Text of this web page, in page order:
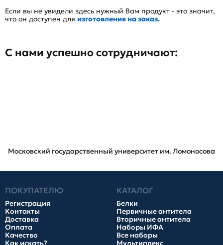
Если вы не увидели здесь нужный Вам продукт - это значит,
что он доступен для изготовления на заказ.
С нами успешно сотрудничают:
Московский государственный университет им. Ломоносова
ПОКУПАТЕЛЮ
Регистрация
Контакты
Доставка
Оплата
Качество
КАТАЛОГ
Белки
Первичные антитела
Вторичные антитела
Наборы ИФА
Все наборы